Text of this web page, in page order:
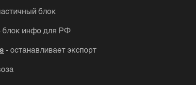
блок
блок инфо для РФ
- останавливает экспорт